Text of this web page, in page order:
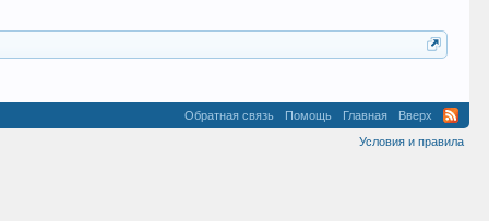
Обратная связь Помощь Главная
Вверх
Условия и правила